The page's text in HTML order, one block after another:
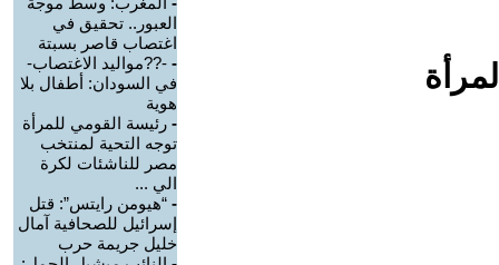
العبور.. تحقيق في
اغتصاب قاصر بسبتة
- -??مواليد الاغتصاب-
في السودان: أطفال بلا
هوية
- رئيسة القومي للمرأة
توجه التحية لمنتخب
مصر للناشئات لكرة
الي ...
- “هيومن رايتس”: قتل
إسرائيل للصحافية آمال
خليل جريمة حرب